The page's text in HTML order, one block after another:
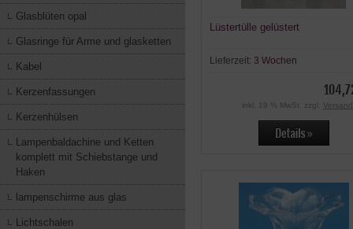
Glasblüten opal
Glasringe für Arme und glasketten
Kabel
Kerzenfassungen
Kerzenhülsen
Lampenbaldachine und Ketten
komplett mit Schiebstange und
Haken
lampenschirme aus glas
Lichtschalen
Lüstertülle gelüstert
Lieferzeit: 3 Wochen
inkl. 19 % MwSt. zzgl.